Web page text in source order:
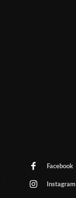
Facebook
Instagram